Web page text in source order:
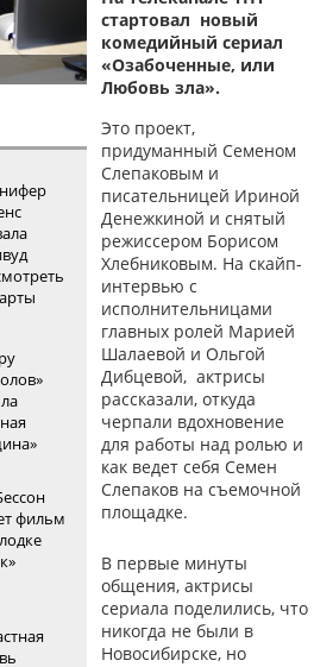
фильм
стартовал новый
комедийный сериал
«Озабоченные, или
Любовь зла».
Это проект,
придуманный Семеном
Слепаковым и
писательницей Ириной
Денежкиной и снятый
режиссером Борисом
Хлебниковым. На скайп-
интервью с
исполнительницами
главных ролей Марией
Шалаевой и Ольгой
Дибцевой, актрисы
рассказали, откуда
черпали вдохновение
для работы над ролью и
как ведет себя Семен
Слепаков на съемочной
площадке.
В первые минуты
общения, актрисы
сериала поделились, что
никогда не были в
Новосибирске, но